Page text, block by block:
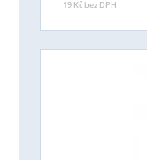
19 Kč bez DPH